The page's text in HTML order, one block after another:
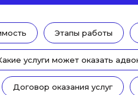
Этапы работы
услуги может оказать
Договор оказания услуг